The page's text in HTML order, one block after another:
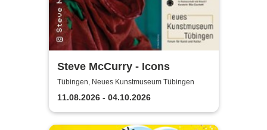
Steve McCurry - Icons
Tübingen, Neues Kunstmuseum Tübingen
11.08.2026 - 04.10.2026